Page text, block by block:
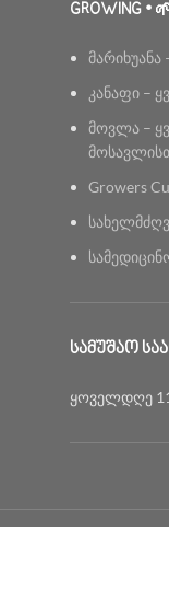
GROWING •
მარიხუანა
კანაფი –
მოვლა –
Growers
ᲡᲐᲛᲣᲨᲐᲝ
ყოველდღე